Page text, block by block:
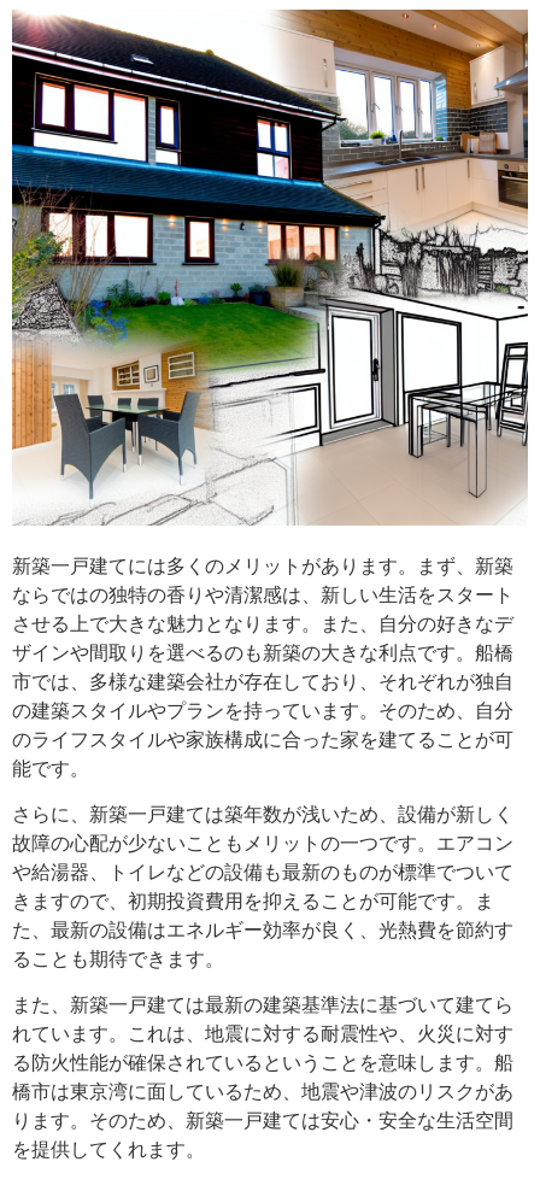
新築一戸建てには多くのメリットがあります。まず、新築
ならではの独特の香りや清潔感は、新しい生活をスタート
させる上で大きな魅力となります。また、自分の好きなデ
ザインや間取りを選べるのも新築の大きな利点です。船橋
市では、多様な建築会社が存在しており、それぞれが独自
の建築スタイルやプランを持っています。そのため、自分
のライフスタイルや家族構成に合った家を建てることが可
能です。
さらに、新築一戸建ては築年数が浅いため、設備が新しく
故障の心配が少ないこともメリットの一つです。エアコン
や給湯器、トイレなどの設備も最新のものが標準でついて
きますので、初期投資費用を抑えることが可能です。ま
た、最新の設備はエネルギー効率が良く、光熱費を節約す
ることも期待できます。
また、新築一戸建ては最新の建築基準法に基づいて建てら
れています。これは、地震に対する耐震性や、火災に対す
る防火性能が確保されているということを意味します。船
橋市は東京湾に面しているため、地震や津波のリスクがあ
ります。そのため、新築一戸建ては安心・安全な生活空間
を提供してくれます。